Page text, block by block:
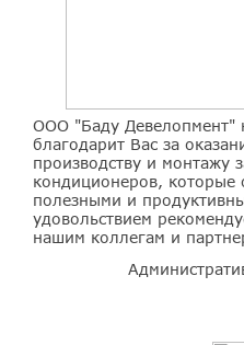
ООО "Баду Девелопмент"
благодарит Вас за
производству и монтажу
кондиционеров, которые
полезными и
удовольствием
нашим коллегам и